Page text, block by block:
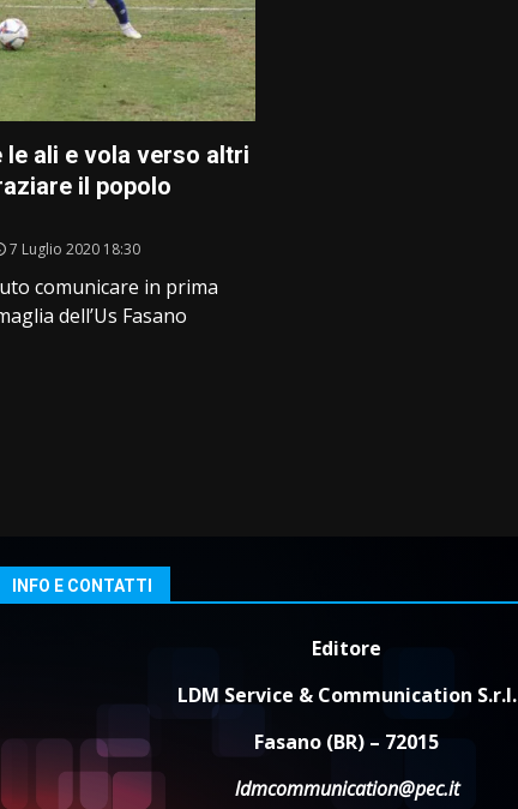
le ali e vola verso altri
il popolo
7 Luglio 2020 18:30
comunicare in prima
dell’Us Fasano
INFO E CONTATTI
Editore
LDM Service & Communication S.r.l.
Fasano (BR) – 72015
ldmcommunication@pec.it